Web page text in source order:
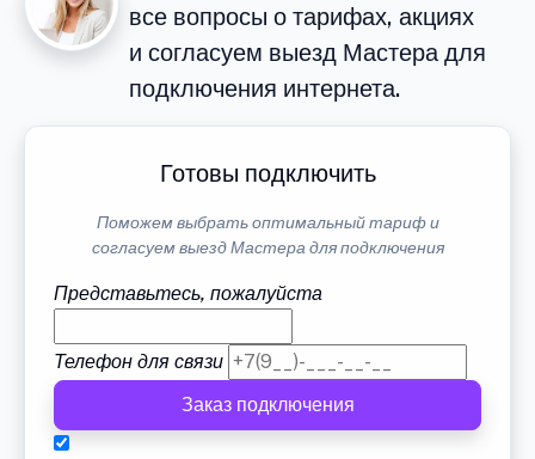
все вопросы о тарифах, акциях
и согласуем выезд Мастера для
подключения интернета.
Готовы подключить
Поможем выбрать оптимальный тариф и
согласуем выезд Мастера для подключения
Представьтесь, пожалуйста
Телефон для связи
Заказ подключения